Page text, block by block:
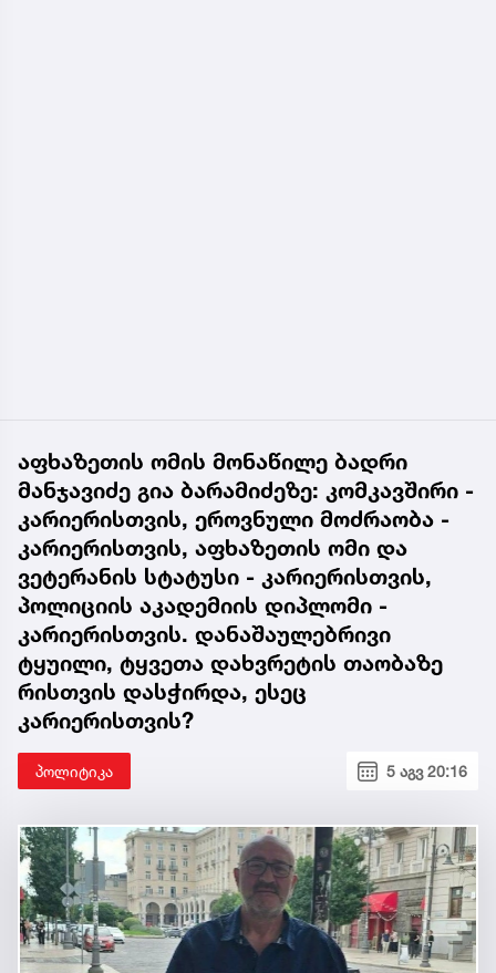
აფხაზეთის ომის მონაწილე ბადრი
მანჯავიძე გია ბარამიძეზე: კომკავშირი -
კარიერისთვის, ეროვნული მოძრაობა -
კარიერისთვის, აფხაზეთის ომი და
ვეტერანის სტატუსი - კარიერისთვის,
პოლიციის აკადემიის დიპლომი -
კარიერისთვის. დანაშაულებრივი
ტყუილი, ტყვეთა დახვრეტის თაობაზე
რისთვის დასჭირდა, ესეც
კარიერისთვის?
პოლიტიკა 5 აგვ 20:16